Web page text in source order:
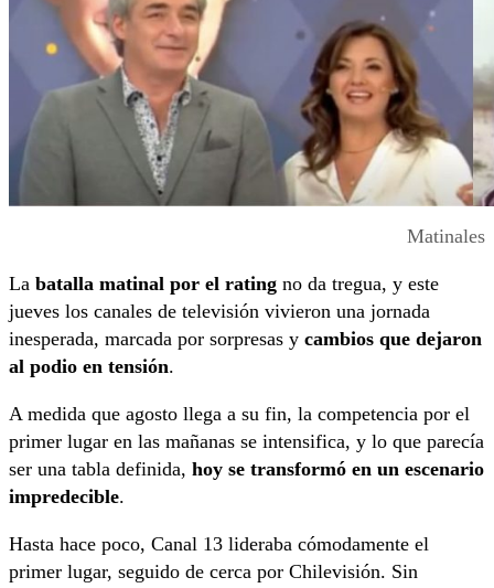
Matinales
La batalla matinal por el rating no da tregua, y este
jueves los canales de televisión vivieron una jornada
inesperada, marcada por sorpresas y cambios que dejaron
al podio en tensión.
A medida que agosto llega a su fin, la competencia por el
primer lugar en las mañanas se intensifica, y lo que parecía
ser una tabla definida, hoy se transformó en un escenario
impredecible.
Hasta hace poco, Canal 13 lideraba cómodamente el
primer lugar, seguido de cerca por Chilevisión. Sin